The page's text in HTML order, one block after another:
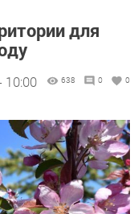
для
10:00 638 0 0